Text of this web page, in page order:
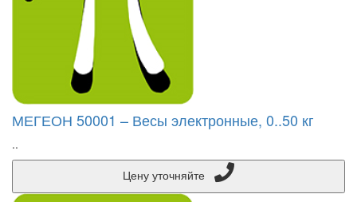
МЕГЕОН 50001 – Весы электронные, 0..50 кг
..